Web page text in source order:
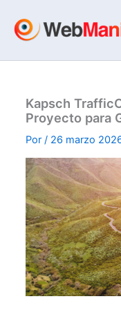
contenido
Kapsch
Proyecto para
Por/ 26 marzo